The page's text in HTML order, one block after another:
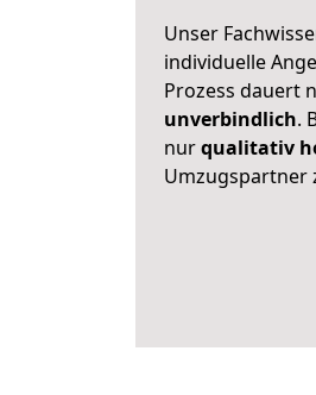
Unser
individuelle
Prozess dauert
unverbindlich.
nurqualitativ
Umzugspartner